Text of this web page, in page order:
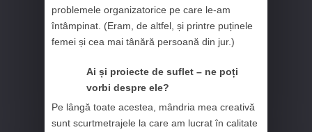
problemele organizatorice pe care le-am
întâmpinat. (Eram, de altfel, și printre puținele
femei și cea mai tânără persoană din jur.)
Ai și proiecte de suflet – ne poți
vorbi despre ele?
Pe lângă toate acestea, mândria mea creativă
sunt scurtmetrajele la care am lucrat în calitate